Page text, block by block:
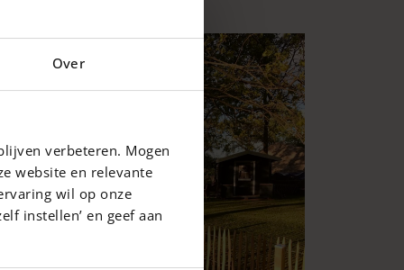
Over
verbeteren. Mogen
website en relevante
wil op onze
instellen’ en geef aan